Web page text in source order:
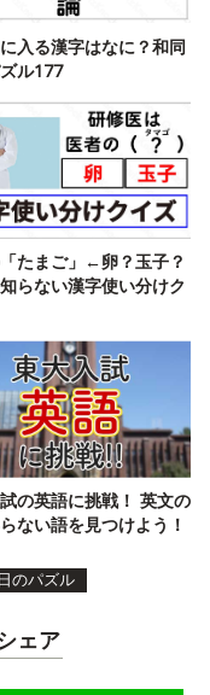
に入る漢字はなに？和同
ル177
たまご」←卵？玉子？
らない漢字使い分けク
の英語に挑戦！ 英文の
ない語を見つけよう！
のパズル
ェア